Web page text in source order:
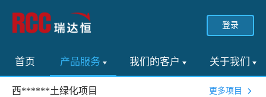
登录
首页 产品服务 我们的客户 关于我们
西******土绿化项目 更多项目